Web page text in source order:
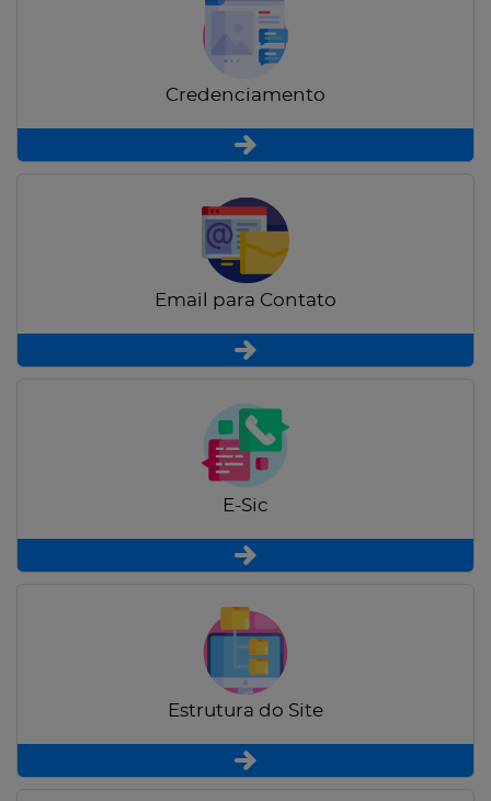
Credenciamento
Email para Contato
E-Sic
Estrutura do Site